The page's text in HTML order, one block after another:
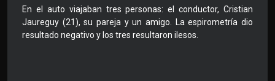
En el auto viajaban tres personas: el conductor, Cristian
Jaureguy (21), su pareja y un amigo. La espirometría dio
resultado negativo y los tres resultaron ilesos.